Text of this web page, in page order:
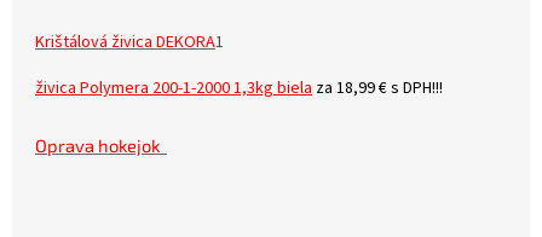
Krištálová živica DEKORA1
živica Polymera 200-1-2000 1,3kg biela za 18,99€ s DPH!!!
Oprava hokejok